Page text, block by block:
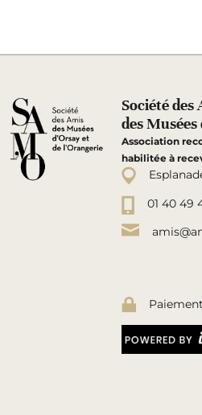
Société des
des Musées
Association
habilitée à
01 40 49